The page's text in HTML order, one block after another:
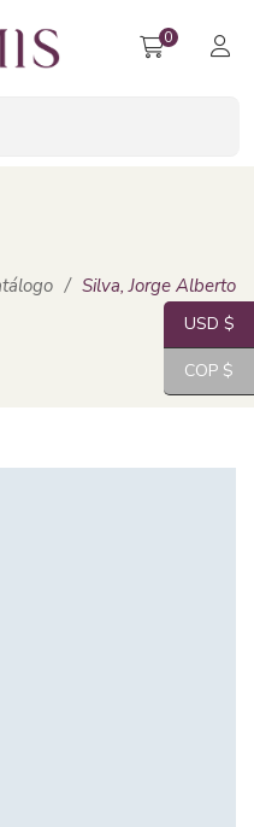
0
/ Silva, Jorge Alberto
USD $
COP $